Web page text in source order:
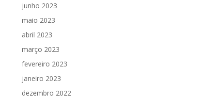
junho 2023
maio 2023
abril 2023
março 2023
fevereiro 2023
janeiro 2023
dezembro 2022